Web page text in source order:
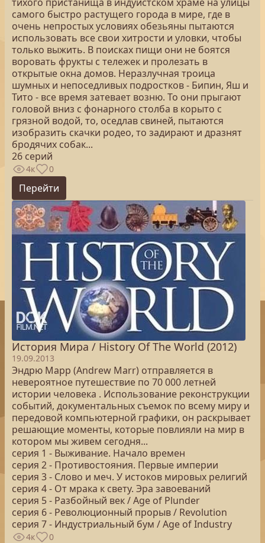
самого быстро растущего города в мире, где в
очень непростых условиях обезьяны пытаются
использовать все свои хитрости и уловки, чтобы
только выжить. В поисках пищи они не боятся
воровать фрукты с тележек и пролезать в
открытые окна домов. Неразлучная троица
шумных и непоседливых подростков - Бипин, Яш и
Тито - все время затевает возню. То они прыгают
головой вниз с фонарного столба в корыто с
грязной водой, то, оседлав свиней, пытаются
изобразить скачки родео, то задирают и дразнят
бродячих собак...
26 серий
4к 0
Перейти
История Мира / History Of The World (2012)
19.09.2013
Эндрю Марр (Andrew Marr) отправляется в
невероятное путешествие по 70 000 летней
истории человека . Использование реконструкции
событий, документальных съемок по всему миру и
передовой компьютерной графики, он раскрывает
решающие моменты, которые повлияли на мир в
котором мы живем сегодня...
серия 1 - Выживание. Начало времен
серия 2 - Противостояния. Первые империи
серия 3 - Слово и меч. У истоков мировых религий
серия 4 - От мрака к свету. Эра завоеваний
серия 5 - Разбойный век / Age of Plunder
серия 6 - Революционный прорыв / Revolution
серия 7 - Индустриальный бум / Age of Industry
4к 0